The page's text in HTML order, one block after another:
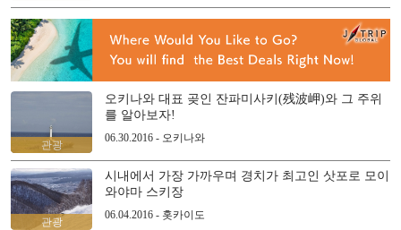
관광
오키나와 대표 곶인 잔파미사키(残波岬)와 그 주위
를 알아보자!
06.30.2016 - 오키나와
관광
시내에서 가장 가까우며 경치가 최고인 삿포로 모이
와야마 스키장
06.04.2016 - 홋카이도